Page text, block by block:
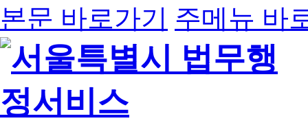
본문 바로가기 주메뉴 바